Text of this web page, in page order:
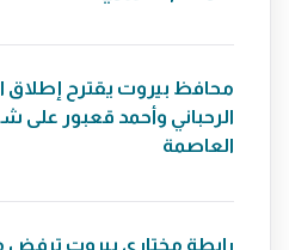
محافظ بيروت يقترح إطلاق
الرحباني وأحمد قعبور على
العاصمة
رابطة مختاري بيروت ترفض